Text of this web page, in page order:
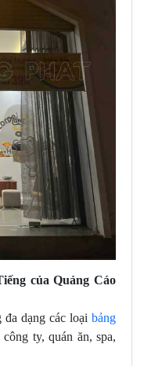
của Quảng Cáo
dạng các loại bảng
ty, quán ăn, spa,